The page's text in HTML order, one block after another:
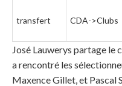
transfert CDA->Clubs
José Lauwerys partage le
a rencontré les
Maxence Gillet, et Pascal